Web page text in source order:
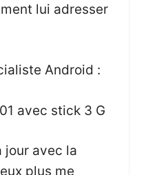
lui adresser
Android :
avec stick 3 G
jour avec la
plus me